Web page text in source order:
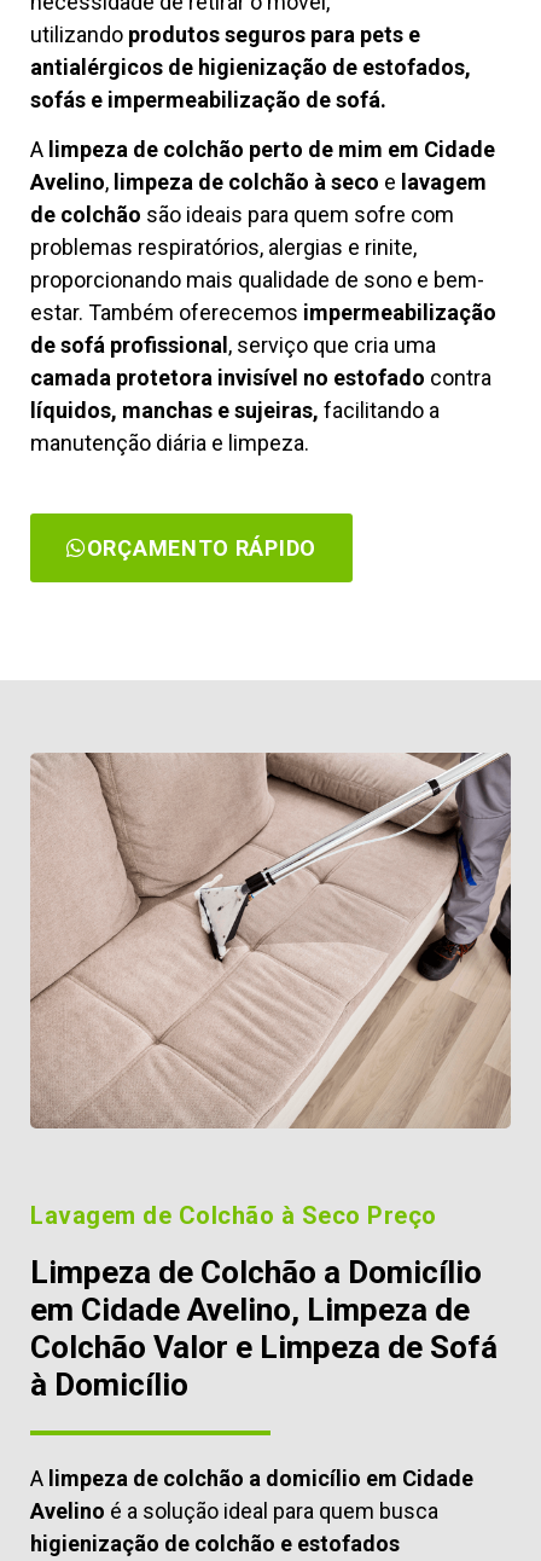
utilizando produtos seguros para pets e
antialérgicos de higienização de estofados,
sofás e impermeabilização de sofá.
A limpeza de colchão perto de mim em Cidade
Avelino, limpeza de colchão à seco e lavagem
de colchão são ideais para quem sofre com
problemas respiratórios, alergias e rinite,
proporcionando mais qualidade de sono e bem-
estar. Também oferecemos impermeabilização
de sofá profissional , serviço que cria uma
camada protetora invisível no estofado contra
líquidos, manchas e sujeiras, facilitando a
manutenção diária e limpeza.
ORÇAMENTO RÁPIDO
Lavagem de Colchão à Seco Preço
Limpeza de Colchão a Domicílio
em Cidade Avelino, Limpeza de
Colchão Valor e Limpeza de Sofá
à Domicílio
A limpeza de colchão a domicílio em Cidade
Avelino é a solução ideal para quem busca
higienização de colchão e estofados